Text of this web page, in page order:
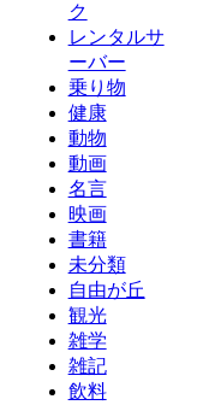
ク
レンタルサ
ーバー
乗り物
健康
動物
動画
名言
映画
書籍
未分類
自由が丘
観光
雑学
雑記
飲料